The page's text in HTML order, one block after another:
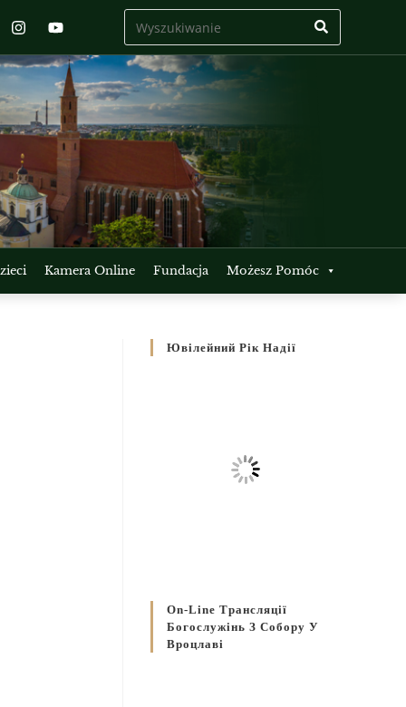
Kamera Online Fundacja Możesz Pomóc
Ювілейний Рік Надії
On-Line Трансляції
Богослужінь З Собору У
Вроцлаві